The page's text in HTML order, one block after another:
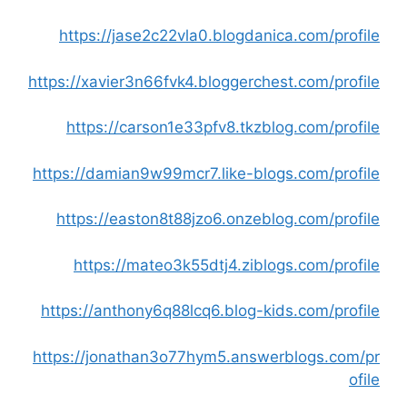
https://jase2c22vla0.blogdanica.com/profile
https://xavier3n66fvk4.bloggerchest.com/profile
https://carson1e33pfv8.tkzblog.com/profile
https://damian9w99mcr7.like-blogs.com/profile
https://easton8t88jzo6.onzeblog.com/profile
https://mateo3k55dtj4.ziblogs.com/profile
https://anthony6q88lcq6.blog-kids.com/profile
https://jonathan3o77hym5.answerblogs.com/pr
ofile